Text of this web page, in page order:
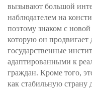
вызывают большой
наблюдателем на
поэтому знаком с
которую он продвигает
государственные
адаптированными к
граждан. Кроме того,
как стабильную страну